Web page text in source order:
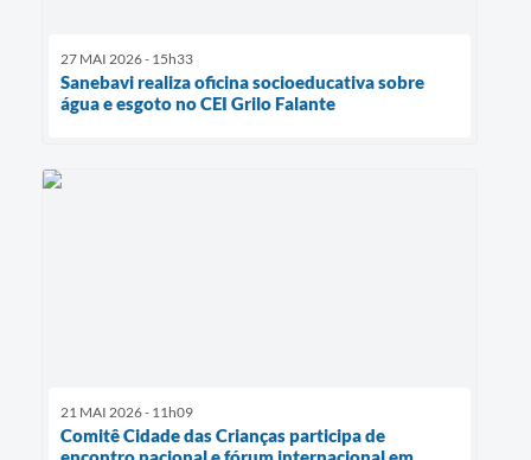
27 MAI 2026 - 15h33
Sanebavi realiza oficina socioeducativa sobre
água e esgoto no CEI Grilo Falante
21 MAI 2026 - 11h09
Comitê Cidade das Crianças participa de